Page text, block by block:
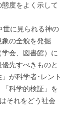
度をよく示して
世に見られる神の
の全貌を発掘
会、図書館）に
先すべきものと
が科学者･レント
科学的検証」を
それをどう社会